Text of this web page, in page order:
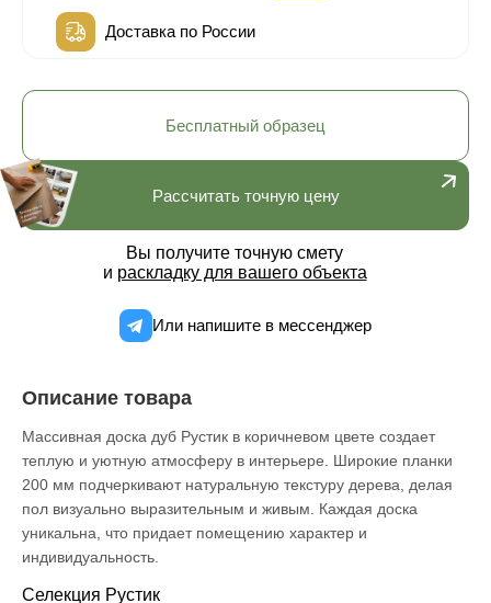
Доставка по России
Рассчитать точную цену
Вы получите точную смету
и раскладку для вашего объекта
Или напишите в мессенджер
Бесплатный образец
Описание товара
Массивная доска дуб Рустик в коричневом цвете создает
теплую и уютную атмосферу в интерьере. Широкие планки
200 мм подчеркивают натуральную текстуру дерева, делая
пол визуально выразительным и живым. Каждая доска
уникальна, что придает помещению характер и
индивидуальность.
Селекция Рустик